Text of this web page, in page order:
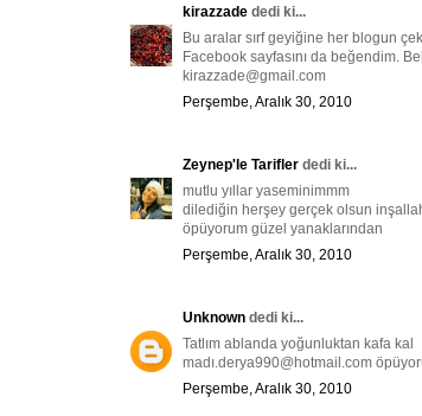
kirazzade dedi ki...
Bu aralar sırf geyiğine her blogun
Facebook sayfasını da beğendim.
kirazzade@gmail.com
Perşembe, Aralık 30, 2010
Zeynep'le Tarifler dedi ki...
mutlu yıllar yaseminimmm
dilediğin herşey gerçek olsun
öpüyorum güzel yanaklarından
Perşembe, Aralık 30, 2010
Unknown dedi ki...
Tatlım ablanda yoğunluktan kafa kal
madı.derya990@hotmail.com
Perşembe, Aralık 30, 2010